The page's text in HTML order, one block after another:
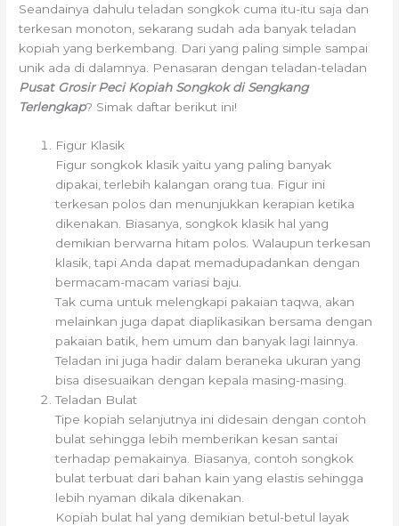
Seandainya dahulu teladan songkok cuma itu-itu saja dan
terkesan monoton, sekarang sudah ada banyak teladan
kopiah yang berkembang. Dari yang paling simple sampai
unik ada di dalamnya. Penasaran dengan teladan-teladan
Pusat Grosir Peci Kopiah Songkok di Sengkang
Terlengkap? Simak daftar berikut ini!
Figur Klasik
Figur songkok klasik yaitu yang paling banyak
dipakai, terlebih kalangan orang tua. Figur ini
terkesan polos dan menunjukkan kerapian ketika
dikenakan. Biasanya, songkok klasik hal yang
demikian berwarna hitam polos. Walaupun terkesan
klasik, tapi Anda dapat memadupadankan dengan
bermacam-macam variasi baju.
Tak cuma untuk melengkapi pakaian taqwa, akan
melainkan juga dapat diaplikasikan bersama dengan
pakaian batik, hem umum dan banyak lagi lainnya.
Teladan ini juga hadir dalam beraneka ukuran yang
bisa disesuaikan dengan kepala masing-masing.
Teladan Bulat
Tipe kopiah selanjutnya ini didesain dengan contoh
bulat sehingga lebih memberikan kesan santai
terhadap pemakainya. Biasanya, contoh songkok
bulat terbuat dari bahan kain yang elastis sehingga
lebih nyaman dikala dikenakan.
Kopiah bulat hal yang demikian betul-betul layak